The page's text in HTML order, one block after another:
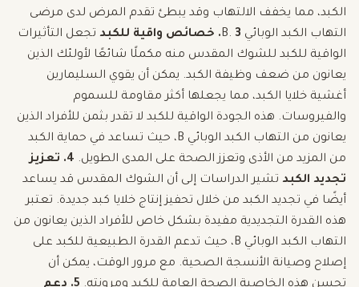
الكبد، مما يخفف الالتهاب وقد يبطئ تقدم المرض لدى مرضى
التهاب الكبد الوبائي B. 3. خصائص واقية للكبد
تجعل التأثيرات
الواقية للكبد للشوك المقدس منه مكملًا شائعًا لأولئك الذين
يعانون من ضعف وظيفة الكبد. يمكن أن يقوي السليمارين
أغشية خلايا الكبد، مما يجعلها أكثر مقاومة للسموم
والفيروسات. هذه الجودة الواقية للكبد لا تقدر بثمن للأفراد الذين
يعانون من التهاب الكبد الوبائي B، حيث تساعد في حماية الكبد
من المزيد من الأذى وتعزز الصحة على المدى الطويل.
4. تعزيز
تجديد الكبد تشير الدراسات إلى أن الشوك المقدس قد يساعد
أيضًا في تجديد الكبد من خلال تحفيز إنتاج خلايا كبد جديدة. تعتبر
هذه القدرة التجديدية مفيدة بشكل خاص للأفراد الذين يعانون من
التهاب الكبد الوبائي B، حيث تدعم القدرة الطبيعية للكبد على
إصلاح وصيانة الأنسجة الصحية. مع مرور الوقت، يمكن أن